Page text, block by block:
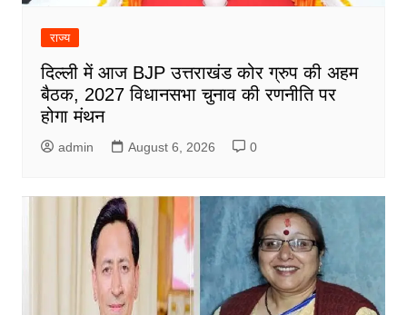
राज्य
दिल्ली में आज BJP उत्तराखंड कोर ग्रुप की अहम
बैठक, 2027 विधानसभा चुनाव की रणनीति पर
होगा मंथन
admin August 6, 2026 0